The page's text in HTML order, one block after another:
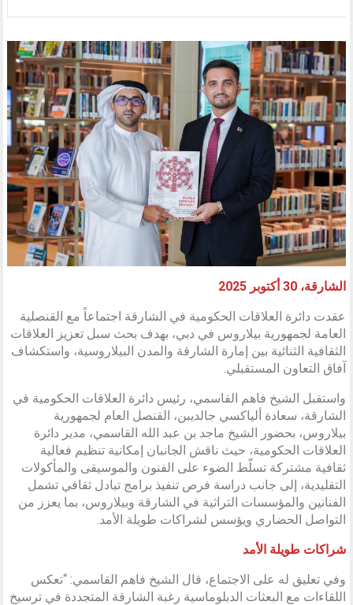
الشارقة، 30 أكتوبر 2025
عقدت دائرة العلاقات الحكومية في الشارقة اجتماعاً مع القنصلية
العامة لجمهورية بيلاروس في دبي، بهدف بحث سبل تعزيز العلاقات
الثقافية الثنائية بين إمارة الشارقة والمدن البيلاروسية، واستكشاف
آفاق التعاون المستقبلي.
واستقبل الشيخ فاهم القاسمي، رئيس دائرة العلاقات الحكومية في
الشارقة، سعادة ألياكسي جالديبن، القنصل العام لجمهورية
بيلاروس، بحضور الشيخ ماجد بن عبد الله القاسمي، مدير دائرة
العلاقات الحكومية، حيث ناقش الجانبان إمكانية تنظيم فعالية
ثقافية مشتركة تسلّط الضوء على الفنون والموسيقى والمأكولات
التقليدية، إلى جانب دراسة فرص تنفيذ برامج تبادل ثقافي تشمل
الفنانين والمؤسسات التراثية في الشارقة وبيلاروس، بما يعزز من
التواصل الحضاري ويؤسس لشراكات طويلة الأمد.
شراكات طويلة الأمد
وفي تعليق له على الاجتماع، قال الشيخ فاهم القاسمي: “تعكس
اللقاءات مع البعثات الدبلوماسية رغبة الشارقة المتجددة في ترسيخ